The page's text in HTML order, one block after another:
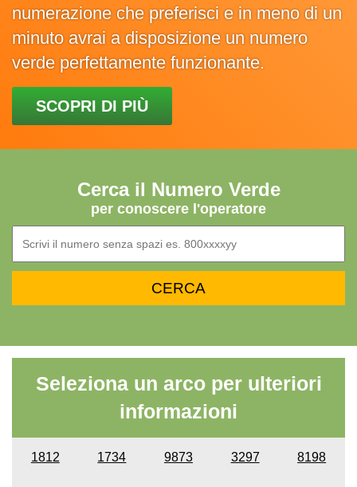
numerazione che preferisci e in meno di un
minuto avrai a disposizione un numero
verde perfettamente funzionante.
SCOPRI DI PIÙ
Cerca il Numero Verde
per conoscere l'operatore
Seleziona un arco per ulteriori
informazioni
1812 1734 9873 3297 8198